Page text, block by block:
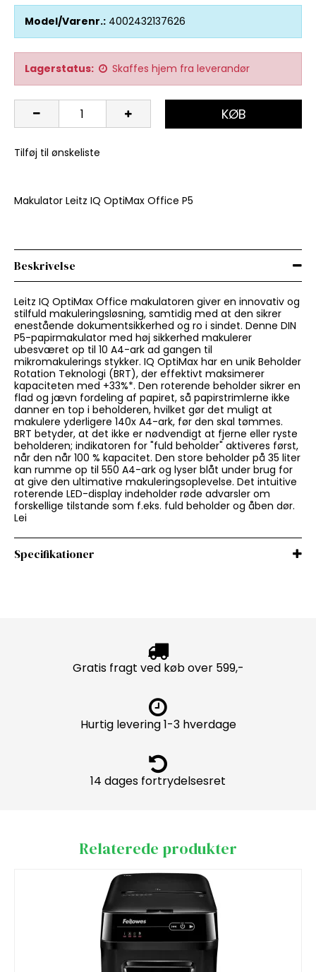
Model/Varenr.: 4002432137626
Lagerstatus: Skaffes hjem fra leverandør
KØB
Tilføj til ønskeliste
Makulator Leitz IQ OptiMax Office P5
Beskrivelse
Leitz IQ OptiMax Office makulatoren giver en innovativ og
stilfuld makuleringsløsning, samtidig med at den sikrer
enestående dokumentsikkerhed og ro i sindet. Denne DIN
P5-papirmakulator med høj sikkerhed makulerer
ubesværet op til 10 A4-ark ad gangen til
mikromakulerings stykker. IQ OptiMax har en unik Beholder
Rotation Teknologi (BRT), der effektivt maksimerer
kapaciteten med +33%*. Den roterende beholder sikrer en
flad og jævn fordeling af papiret, så papirstrimlerne ikke
danner en top i beholderen, hvilket gør det muligt at
makulere yderligere 140x A4-ark, før den skal tømmes.
BRT betyder, at det ikke er nødvendigt at fjerne eller ryste
beholderen; indikatoren for "fuld beholder" aktiveres først,
når den når 100 % kapacitet. Den store beholder på 35 liter
kan rumme op til 550 A4-ark og lyser blåt under brug for
at give den ultimative makuleringsoplevelse. Det intuitive
roterende LED-display indeholder røde advarsler om
forskellige tilstande som f.eks. fuld beholder og åben dør.
Lei
Specifikationer
Gratis fragt ved køb over 599,-
Hurtig levering 1-3 hverdage
14 dages fortrydelsesret
Relaterede produkter